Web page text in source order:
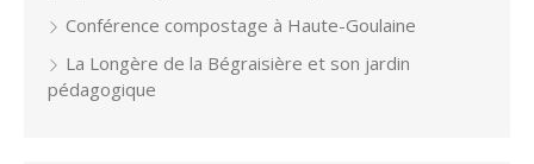
Conférence compostage à Haute-Goulaine
La Longère de la Bégraisière et son jardin
pédagogique